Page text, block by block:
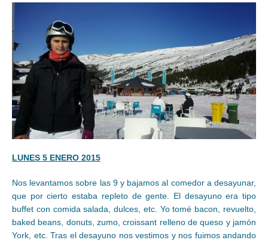
LUNES 5 ENERO 2015
Nos levantamos sobre las 9 y bajamos al comedor a desayunar,
que por cierto estaba repleto de gente. El desayuno era tipo
buffet con comida salada, dulces, etc. Yo tomé bacon, revuelto,
baked beans, donuts, zumo, croissant relleno de queso y jamón
York, etc. Tras el desayuno nos vestimos y nos fuimos andando